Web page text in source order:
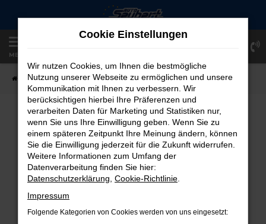
Zum
springen
MENÜ
Startseite Fahrzeugangebote Fahrzeug-Showroom
FAHRZEUG-SHOWROOM
FEHLER: NETWORK ERROR
Beim Laden ist ein Fehler aufgetreten.
Hier sind ein paar Tipps, die dir helfen können:
Cookie Einstellungen
Wir nutzen Cookies, um Ihnen die bestmögliche
Nutzung unserer Webseite zu ermöglichen und unsere
Kommunikation mit Ihnen zu verbessern. Wir
berücksichtigen hierbei Ihre Präferenzen und
verarbeiten Daten für Marketing und Statistiken nur,
wenn Sie uns Ihre Einwilligung geben. Wenn Sie zu
einem späteren Zeitpunkt Ihre Meinung ändern, können
Sie die Einwilligung jederzeit für die Zukunft widerrufen.
Weitere Informationen zum Umfang der
Datenverarbeitung finden Sie hier:
Datenschutzerklärung Cookie-Richtlinie
Impressum
Folgende Kategorien von Cookies werden von uns eingesetzt: